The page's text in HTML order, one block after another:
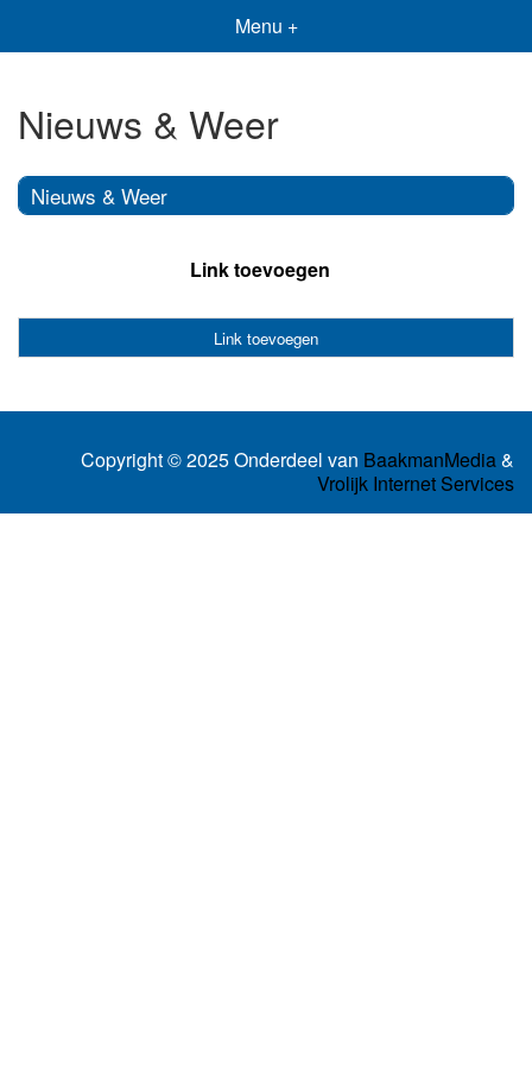
Menu +
Nieuws & Weer
Nieuws & Weer
Link toevoegen
Link toevoegen
Copyright © 2025 Onderdeel van BaakmanMedia&
Vrolijk Internet Services